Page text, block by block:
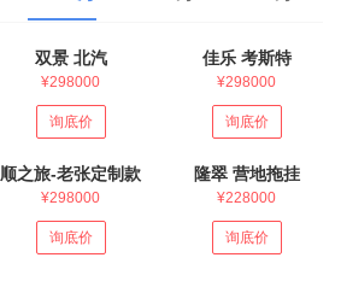
双景 北汽
¥298000
询底价
佳乐 考斯特
¥298000
询底价
顺之旅-老张定制款
¥298000
询底价
隆翠 营地拖挂
¥228000
询底价